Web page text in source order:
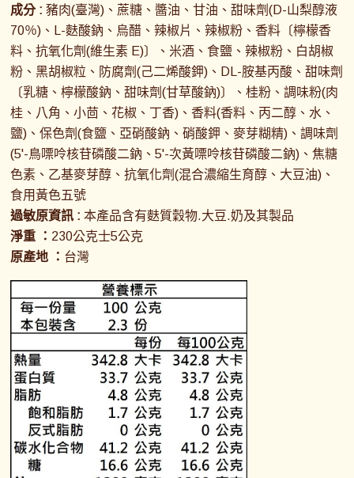
成分 :豬肉(臺灣)、蔗糖、醬油、甘油、甜味劑(D-山梨醇液
70％)、L-麩酸鈉、烏醋、辣椒片、辣椒粉、香料〔檸檬香
料、抗氧化劑(維生素 E)〕、米酒、食鹽、辣椒粉、白胡椒
粉、黑胡椒粒、防腐劑(己二烯酸鉀)、DL-胺基丙酸、甜味劑
〔乳糖、檸檬酸鈉、甜味劑(甘草酸鈉)〕、桂粉、調味粉(肉
桂、八角、小茴、花椒、丁香)、香料(香料、丙二醇、水、
鹽)、保色劑(食鹽、亞硝酸鈉、硝酸鉀、麥芽糊精)、調味劑
(5'-鳥嘌呤核苷磷酸二鈉、5'-次黃嘌呤核苷磷酸二鈉)、焦糖
色素、乙基麥芽醇、抗氧化劑(混合濃縮生育醇、大豆油)、
食用黃色五號
過敏原資訊 :本產品含有麩質穀物.大豆.奶及其製品
淨重 ： 230公克士5公克
原產地 ： 台灣